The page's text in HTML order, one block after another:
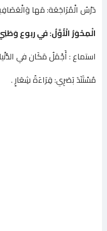
دَرْسُ الْمُرَاجَعَة: مَها
الْمِحْوَرُ الْأَوَّلُ: في ربوع
استماع : أَجْمَلُ مَكَان في
مُسْتَنَدَ بَصَرِي: قِرَاءَةُ شِعَارٍ .